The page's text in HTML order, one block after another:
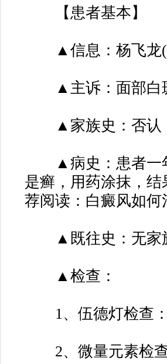
【患者基本】
▲信息：杨飞龙(
▲主诉：面部白
▲家族史：否认
▲病史：患者一年
是癣，用药涂抹，
荐阅读：白癜风如何
▲既往史：无家
▲检查：
1、伍德灯检查：
2、微量元素检查